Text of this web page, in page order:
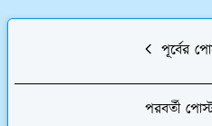
পূর্বের
পরবর্তী